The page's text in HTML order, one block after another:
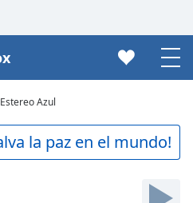
Estereo Azul
la paz en el mundo!